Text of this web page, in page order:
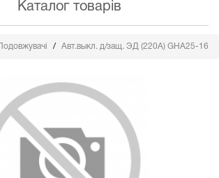
Каталог товарів
Подовжувачі Авт.выкл. д/защ. ЭД (220A) GHA25-16